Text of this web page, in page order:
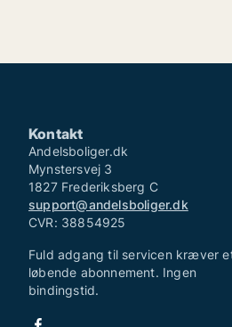
Kontakt
Andelsboliger.dk
Mynstersvej 3
1827 Frederiksberg C
support@andelsboliger.dk
CVR: 38854925
Fuld adgang til servicen kræver
løbende abonnement. Ingen
bindingstid.